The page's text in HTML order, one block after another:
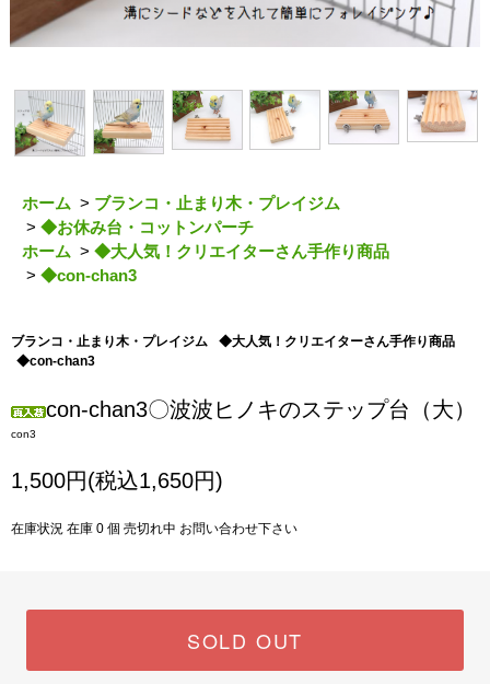
ホーム > ブランコ・止まり木・プレイジム
> ◆お休み台・コットンパーチ
ホーム > ◆大人気！クリエイターさん手作り商品
> ◆con-chan3
ブランコ・止まり木・プレイジム
◆大人気！クリエイターさん手作り商品
◆con-chan3
con-chan3〇波波ヒノキのステップ台（大）
con3
1,500円(税込1,650円)
在庫状況 在庫 0 個 売切れ中 お問い合わせ下さい
SOLD OUT